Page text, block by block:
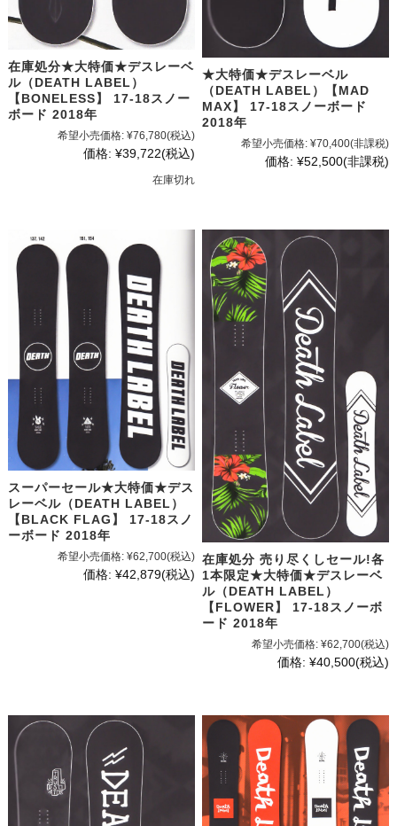
在庫処分★大特価★デスレーベ
ル（DEATH LABEL）
【BONELESS】 17-18スノー
ボード 2018年
希望小売価格: ¥76,780(税込)
価格: ¥39,722(税込)
在庫切れ
★大特価★デスレーベル
（DEATH LABEL）【MAD
MAX】 17-18スノーボード
2018年
希望小売価格: ¥70,400(非課税)
価格: ¥52,500(非課税)
スーパーセール★大特価★デス
レーベル（DEATH LABEL）
【BLACK FLAG】 17-18スノ
ーボード 2018年
希望小売価格: ¥62,700(税込)
価格: ¥42,879(税込)
在庫処分 売り尽くしセール!各
1本限定★大特価★デスレーベ
ル（DEATH LABEL）
【FLOWER】 17-18スノーボ
ード 2018年
希望小売価格: ¥62,700(税込)
価格: ¥40,500(税込)